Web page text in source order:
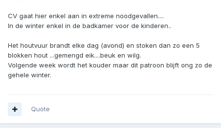
CV gaat hier enkel aan in extreme noodgevallen....
In de winter enkel in de badkamer voor de kinderen..
Het houtvuur brandt elke dag (avond) en stoken dan zo een 5
blokken hout ...gemengd eik....beuk en wilg.
Volgende week wordt het kouder maar dit patroon blijft ong zo de
gehele winter.
Quote